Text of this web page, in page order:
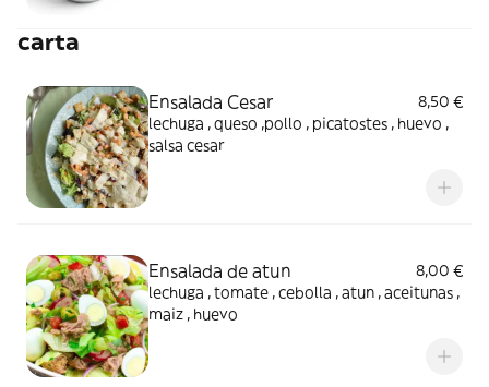
carta
Ensalada Cesar
8,50 €
lechuga , queso ,pollo , picatostes , huevo ,
salsa cesar
Ensalada de atun
8,00 €
lechuga , tomate , cebolla , atun , aceitunas ,
maiz , huevo